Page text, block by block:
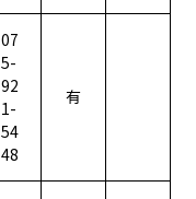
07
5-
92
1-
54
48
有